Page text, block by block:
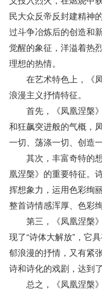
民大众反帝反封建精神
过斗争冶炼后的创造和
觉醒的象征，洋溢着热
理想的热情。
在艺术特色上，《凤
浪漫主义抒情特征。
首先，《凤凰涅槃》
和狂飙突进般的气概，
一切、荡涤一切、创造
其次，丰富奇特的想
凰涅槃》的重要特征。
挥想象力，运用色彩绚
整首诗情感浑厚、色彩
第三，《凤凰涅槃》
现了“诗体大解放”，它
郁浪漫的抒情，又有紧
诗和诗化的戏剧，达到
总之，《凤凰涅槃》